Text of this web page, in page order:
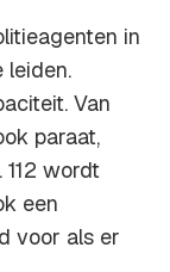
in
leiden.
Van
paraat,
wordt
een
voor als er